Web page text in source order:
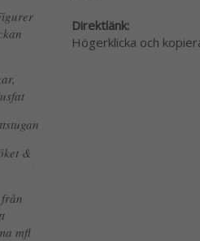
&
mfl
Direktlänk:
Högerklicka och